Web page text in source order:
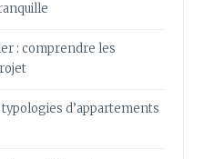
: comprendre les
d’appartements